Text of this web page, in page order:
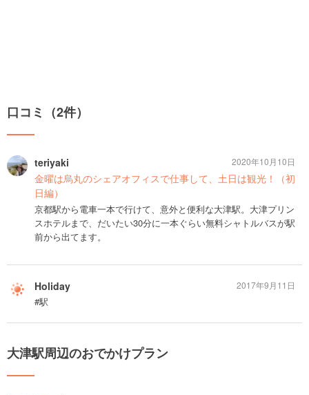
口コミ（2件）
teriyaki
金曜は烏丸のシェアオフィスで仕事して、土日は観光！（初
日編）
京都駅から電車一本で行けて、意外と便利な大津駅。大津プリン
スホテルまで、だいたい30分に一本ぐらい無料シャトルバスが駅
前から出てます。
2020年10月10日
Holiday
#駅
2017年9月11日
大津駅周辺のおでかけプラン